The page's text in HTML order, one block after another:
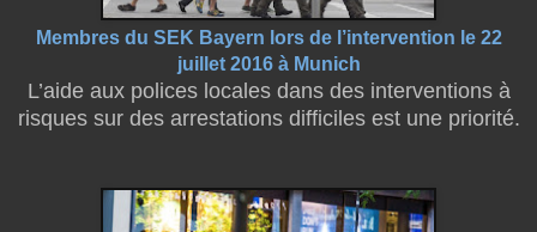
Membres du SEK Bayern lors de l’intervention le 22
juillet 2016 à Munich
L’aide aux polices locales dans des interventions à
risques sur des arrestations difficiles est une priorité.